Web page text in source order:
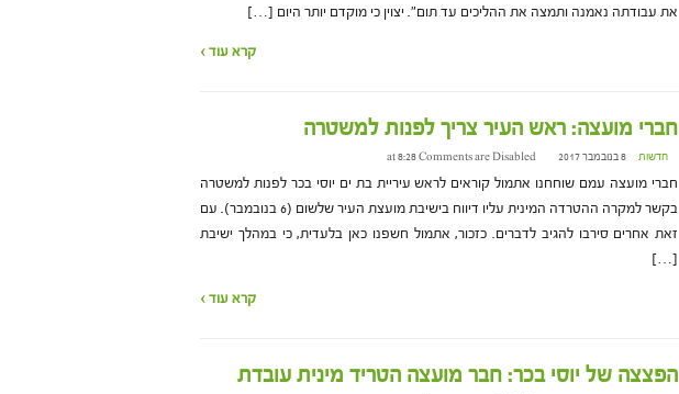
את עבודתה נאמנה ותמצה את ההליכים עד תום". יצוין כי מוקדם יותר היום […]
קרא עוד ›
חברי מועצה: ראש העיר צריך לפנות למשטרה
חדשות 8 בנובמבר 2017 at 8:28 Comments are Disabled
חברי מועצה עמם שוחחנו אתמול קוראים לראש עיריית בת ים יוסי בכר לפנות למשטרה
בקשר למקרה ההטרדה המינית עליו דיווח בישיבת מועצת העיר שלשום (6 בנובמבר). עם
זאת אחרים סירבו להגיב לדברים. כזכור, אתמול חשפנו כאן בלעדית, כי במהלך ישיבת
[…]
קרא עוד ›
הפצצה של יוסי בכר: חבר מועצה הטריד מינית עובדת